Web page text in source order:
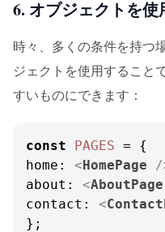
6. オブジェクトを
時々、多くの条件を持つ
ジェクトを使用すること
すいものにできます：
const PAGES
home : <HomePage /
about : <AboutPage
contact : <
};